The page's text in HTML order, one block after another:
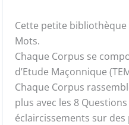
Cette petite bibliothèque
Mots.
Chaque Corpus se
d’Etude Maçonnique
Chaque Corpus
plus avec les 8
éclaircissements sur